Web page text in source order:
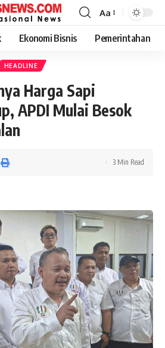
Aa
Ekonomi Bisnis Pemerintahan
HEADLINE
Harga Sapi
APDI Mulai Besok
3 Min Read